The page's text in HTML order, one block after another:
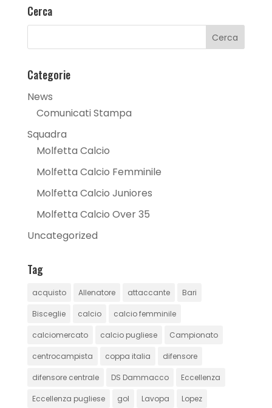
Cerca
Categorie
News
Comunicati Stampa
Squadra
Molfetta Calcio
Molfetta Calcio Femminile
Molfetta Calcio Juniores
Molfetta Calcio Over 35
Uncategorized
Tag
acquisto Allenatore attaccante Bari
Bisceglie calcio calcio femminile
calciomercato calcio pugliese Campionato
centrocampista coppa italia difensore
difensore centrale DS Dammacco Eccellenza
Eccellenza pugliese gol Lavopa Lopez